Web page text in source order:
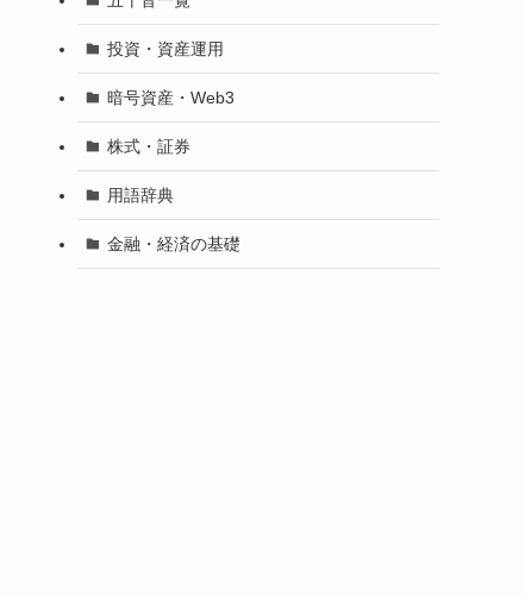
投資・資産運用
暗号資産・Web3
株式・証券
用語辞典
金融・経済の基礎